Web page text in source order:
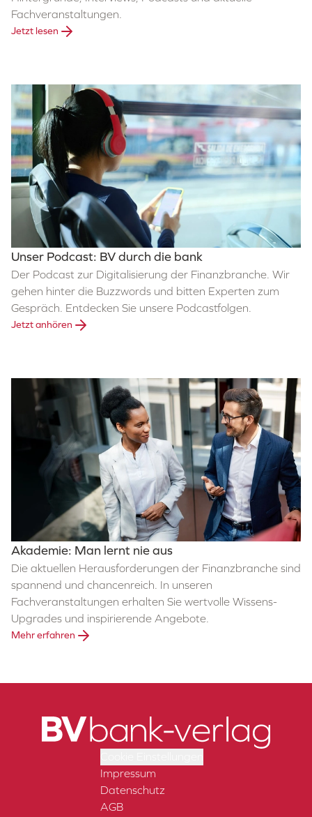
Fachveranstaltungen.
Jetzt lesen
Unser Podcast: BV durch die bank
Der Podcast zur Digitalisierung der Finanzbranche. Wir
gehen hinter die Buzzwords und bitten Experten zum
Gespräch. Entdecken Sie unsere Podcastfolgen.
Jetzt anhören
Akademie: Man lernt nie aus
Die aktuellen Herausforderungen der Finanzbranche sind
spannend und chancenreich. In unseren
Fachveranstaltungen erhalten Sie wertvolle Wissens-
Upgrades und inspirierende Angebote.
Mehr erfahren
Impressum
Datenschutz
AGB